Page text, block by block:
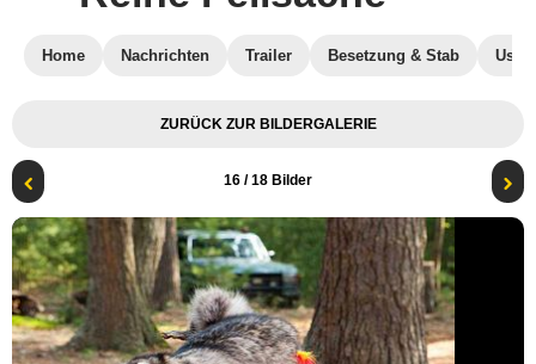
Home Nachrichten Trailer Besetzung & Stab
ZURÜCK ZUR BILDERGALERIE
16 / 18 Bilder